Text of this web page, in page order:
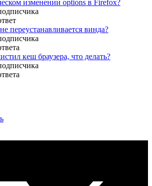
изменении options в Firefox?
переустанавливается винда?
кеш браузера, что делать?